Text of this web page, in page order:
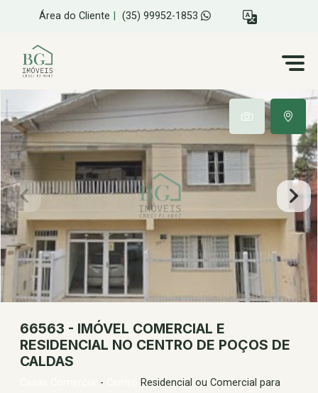
Área do Cliente (35) 99952-1853
66563 - IMÓVEL COMERCIAL E
RESIDENCIAL NO CENTRO DE POÇOS DE
CALDAS
-
Residencial ou Comercial para